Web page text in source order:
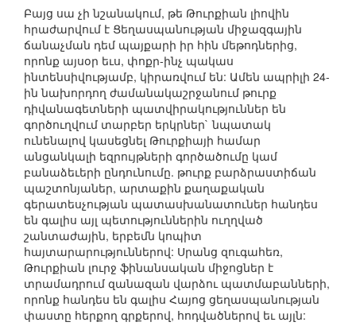
Բայց սա չի նշանակում, թե Թուրքիան լիովին
հրաժարվում է Ցեղասպանության միջազգային
ճանաչման դեմ պայքարի իր հին մեթոդներից,
որոնք այսօր եւս, փոքր-ինչ պակաս
ինտենսիվությամբ, կիրառվում են: Ամեն ապրիլի 24-
ին նախորդող ժամանակաշրջանում թուրք
դիվանագետների պատվիրակություններ են
գործուղվում տարբեր երկրներ` նպատակ
ունենալով կասեցնել Թուրքիայի համար
անցանկալի եզրույթների գործածումը կամ
բանաձեւերի ընդունումը. թուրք բարձրաստիճան
պաշտոնյաներ, արտաքին քաղաքական
գերատեսչության պատասխանատուներ հանդես
են գալիս այլ պետություններին ուղղված
շանտաժային, երբեմն կոպիտ
հայտարարություններով: Սրանց զուգահեռ,
Թուրքիան լուրջ ֆինանսական միջոցներ է
տրամադրում զանազան վարձու պատմաբանների,
որոնք հանդես են գալիս Հայոց ցեղասպանության
փաստը հերքող գրքերով, հոդվածներով եւ այլն: